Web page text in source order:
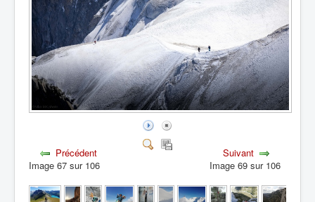
Précédent
Image 67 sur 106
Suivant
Image 69 sur 106